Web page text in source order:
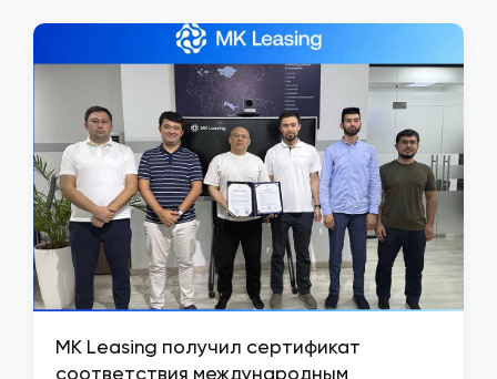
MK Leasing получил сертификат
соответствия международным